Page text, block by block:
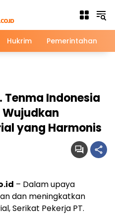
Hukrim Pemerintahan
Tenma Indonesia
Wujudkan
yang Harmonis
– Dalam upaya
dan meningkatkan
Serikat Pekerja PT.